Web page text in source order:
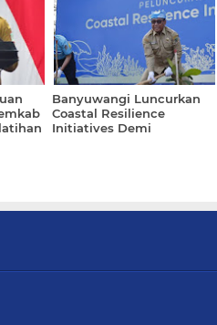
Banyuwangi Luncurkan
Coastal Resilience
Initiatives Demi